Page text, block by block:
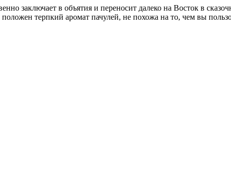
заключает в объятия и переносит далеко на Восток в
терпкий аромат пачулей, не похожа на то, чем вы